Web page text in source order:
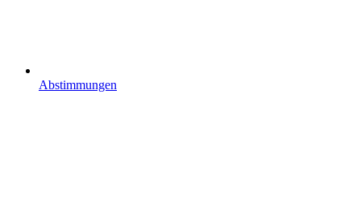
Abstimmungen